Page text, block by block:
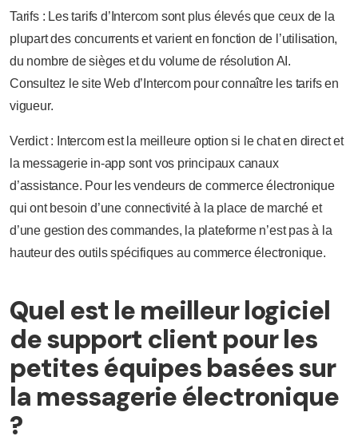
Tarifs : Les tarifs d’Intercom sont plus élevés que ceux de la
plupart des concurrents et varient en fonction de l’utilisation,
du nombre de sièges et du volume de résolution AI.
Consultez le site Web d’Intercom pour connaître les tarifs en
vigueur.
Verdict : Intercom est la meilleure option si le chat en direct et
la messagerie in-app sont vos principaux canaux
d’assistance. Pour les vendeurs de commerce électronique
qui ont besoin d’une connectivité à la place de marché et
d’une gestion des commandes, la plateforme n’est pas à la
hauteur des outils spécifiques au commerce électronique.
Quel est le meilleur logiciel
de support client pour les
petites équipes basées sur
la messagerie électronique
?